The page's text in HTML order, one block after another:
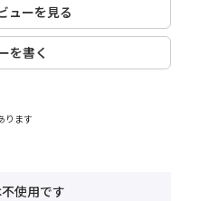
ューを見る
を書く
ります
使用です